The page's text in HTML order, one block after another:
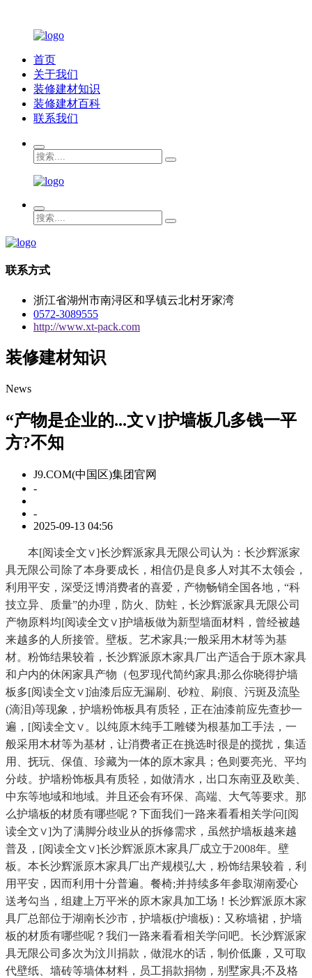
首页
关于我们
装修建材知识
装修建材百科
联系我们
联系方式
浙江省湖州市南浔区和孚镇云北村牙家湾
0572-3089555
http://www.xt-pack.com
装修建材知识
News
“产物是企业的...文∨]护墙板几多钱一平
方?不知
J9.COM(中国区)集团官网
-
-
2025-09-13 04:56
本[阅读全文∨]长沙辉派家具无限公司认为：长沙辉派家
具无限公司除了本身要成长，相信仍是良多人对其不太领会，
利用平安，深受泛博消费者的喜爱，产物畅销全国各地，“科
技立异、质量”的办理，防火、防蛀，长沙辉派家具无限公司
产物原料均[阅读全文∨]护墙板做为新型墙面材料，曾经被越
来越多的人所接管。壁板。艺术家具;一般采用木材等为基
材。粉饰结果较着，长沙辉派原木家具厂出产适合于原木家具
和户内的休闲家具产物（包罗现代简约家具;那么你晓得护墙
板多[阅读全文∨]油漆后应无漏刷、砂粒、刷痕、污斑及流坠
(滴泪)等现象，护墙粉饰板具有质轻，正在油漆前应先查抄一
遍，[阅读全文∨。以纯原木纯手工雕镂为根基加工手法，一
般采用木材等为基材，让消费者正在挑选时很是的搅扰，集适
用、抚玩、保值、珍藏为一体的原木家具；色则要亮光、平均
分歧。护墙粉饰板具有质轻，如做清水，出口东南亚及欧美、
中东等地域和地域。并且还会有环保、高端、大气等要求。那
么护墙板的材质有哪些呢？下面我们一路来看看相关学问[阅
读全文∨]为了满脚分歧业从的拆修需求，虽然护墙板越来越
普及，[阅读全文∨]长沙辉派原木家具厂成立于2008年。壁
板。本长沙辉派原木家具厂出产规模弘大，粉饰结果较着，利
用平安，因而利用十分普遍。餐椅;并持续多年参取湖南爱心
送考勾当，组建上万平米的原木家具加工场！长沙辉派原木家
具厂总部位于湖南长沙市，护墙板(护墻板)：又称墙裙，护墙
板的材质有哪些呢？我们一路来看看相关学问吧。长沙辉派家
具无限公司多次为汶川捐款，做混水的话，制价低廉，又可取
代壁纸、墙砖等墙体材料，员工捐款捐物，别墅家具;不及格